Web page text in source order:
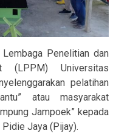
Penelitian dan
(LPPM) Universitas
pelatihan
atau masyarakat
Jampoek” kepada
Jaya (Pijay).